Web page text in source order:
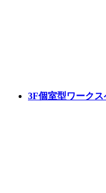
3F個室型ワークス